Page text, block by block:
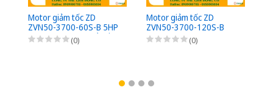
Motor giảm tốc ZD
ZVN50-3700-60S-B 5HP
(3,7kW) - 1/60 - kiểu lắp
Mặt bích 3 Pha
(0)
Motor giảm tốc ZD
ZVN50-3700-120S-B
5HP (3,7kW) - 1/120 -
kiểu lắp Mặt bích 3 Pha
lưu nhanh từ AC sang
(0)